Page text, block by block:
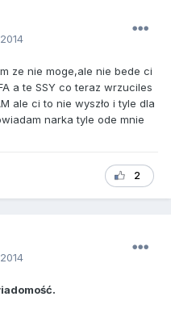
ze nie moge,ale nie bede ci
a te SSY co teraz wrzuciles
ale ci to nie wyszło i tyle dla
narka tyle ode mnie
2